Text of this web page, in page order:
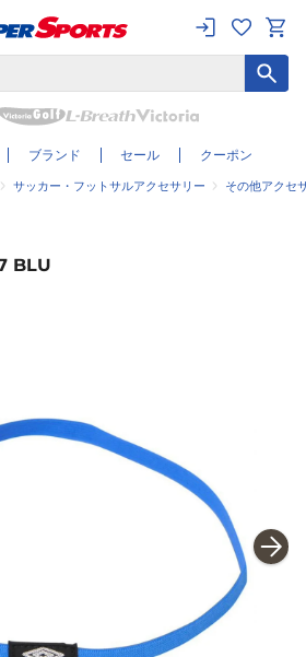
ブランド セール クーポン
サッカー・フットサルアクセサリー その他アクセ
BLU